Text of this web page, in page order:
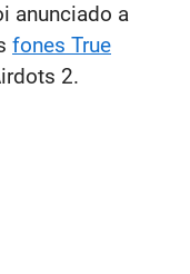
anunciado a
fones True
2.